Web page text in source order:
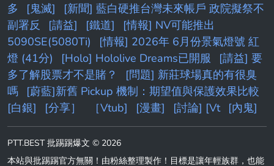
多
[鬼滅]
[新聞] 藍白硬推台灣未來帳戶 政院擬祭不
副署反
[請益] [鐵道]
[情報] NV可能推出
5090SE(5080Ti)
[情報] 2026年 6月份景氣燈號 紅
燈 (41分)
[Holo] Hololive Dreams已開服
[請益] 要
多了解股票才不是賭？
[問題] 新莊球場真的有很臭
嗎
[蔚藍]新舊 Pickup 機制：期望值與保護效果比較
[白銀]
[分享］ ［Vtub] [漫畫] [討論] [Vt [內鬼]
PTT.BEST 批踢踢爆文 © 2026
本站與批踢踢官方無關！由粉絲整理製作！目標是讓年輕族群，也能